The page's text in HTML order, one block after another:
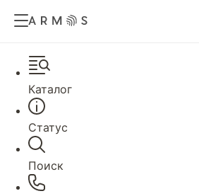
Каталог
Статус
Поиск